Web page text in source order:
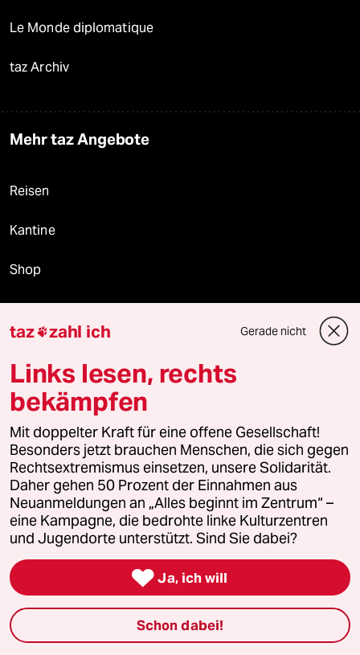
Le Monde diplomatique
taz Archiv
Mehr taz Angebote
Reisen
Kantine
Shop
Fragen & Hilfe
Feedback
Aboservice
ePaper Login
Downloads für Abonnierende
© 2026 taz Verlags und Vertriebs GmbH
Alle Rechte vorbehalten. Bei rechtlichen Fragen oder für Genehmigungen
taz zahl ich Gerade nicht
Links lesen, rechts
bekämpfen
Mit doppelter Kraft für eine offene Gesellschaft!
Besonders jetzt brauchen Menschen, die sich gegen
Rechtsextremismus einsetzen, unsere Solidarität.
Daher gehen 50 Prozent der Einnahmen aus
Neuanmeldungen an „Alles beginnt im Zentrum“ –
eine Kampagne, die bedrohte linke Kulturzentren
und Jugendorte unterstützt. Sind Sie dabei?
 Ja, ich will
Schon dabei!